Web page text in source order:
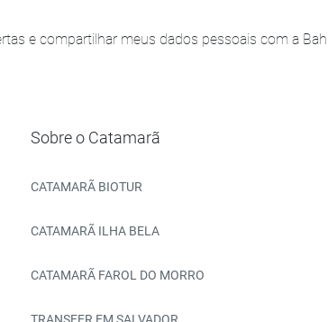
Sobre o Catamarã
CATAMARÃ BIOTUR
CATAMARÃ ILHA BELA
CATAMARÃ FAROL DO MORRO
e compartilhar meus dados pessoais com a